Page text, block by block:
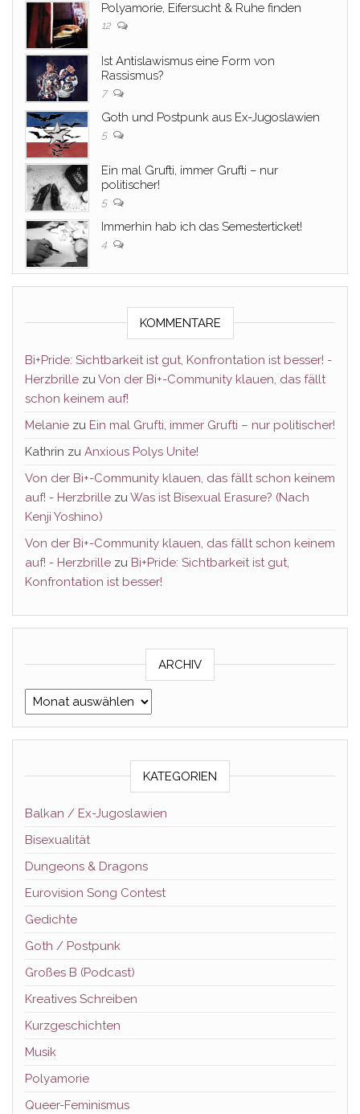
Polyamorie, Eifersucht & Ruhe finden
12
Ist Antislawismus eine Form von
Rassismus?
7
Goth und Postpunk aus Ex-Jugoslawien
5
Ein mal Grufti, immer Grufti – nur
politischer!
5
Immerhin hab ich das Semesterticket!
4
KOMMENTARE
Bi+Pride: Sichtbarkeit ist gut, Konfrontation ist besser! -
Herzbrille zuVon der Bi+-Community klauen, das fällt
schon keinem auf!
Melanie zu Ein mal Grufti, immer Grufti – nur politischer!
Kathrin zu Anxious Polys Unite!
Von der Bi+-Community klauen, das fällt schon keinem
auf! - Herzbrille zuWas ist Bisexual Erasure? (Nach
Kenji Yoshino)
Von der Bi+-Community klauen, das fällt schon keinem
auf! - Herzbrille zu Bi+Pride: Sichtbarkeit ist gut,
Konfrontation ist besser!
ARCHIV
Archiv
KATEGORIEN
Balkan / Ex-Jugoslawien
Bisexualität
Dungeons & Dragons
Eurovision Song Contest
Gedichte
Goth / Postpunk
Großes B (Podcast)
Kreatives Schreiben
Kurzgeschichten
Musik
Polyamorie
Queer-Feminismus